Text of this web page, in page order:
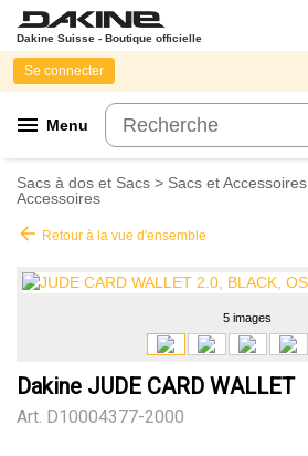
Dakine Suisse - Boutique officielle
menu Menu
Se connecter
Sacs à dos et Sacs > Sacs et Accessoires
Accessoires
arrow_back Retour à la vue d'ensemble
5 images
Dakine JUDE CARD WALLET
Art. D10004377-2000